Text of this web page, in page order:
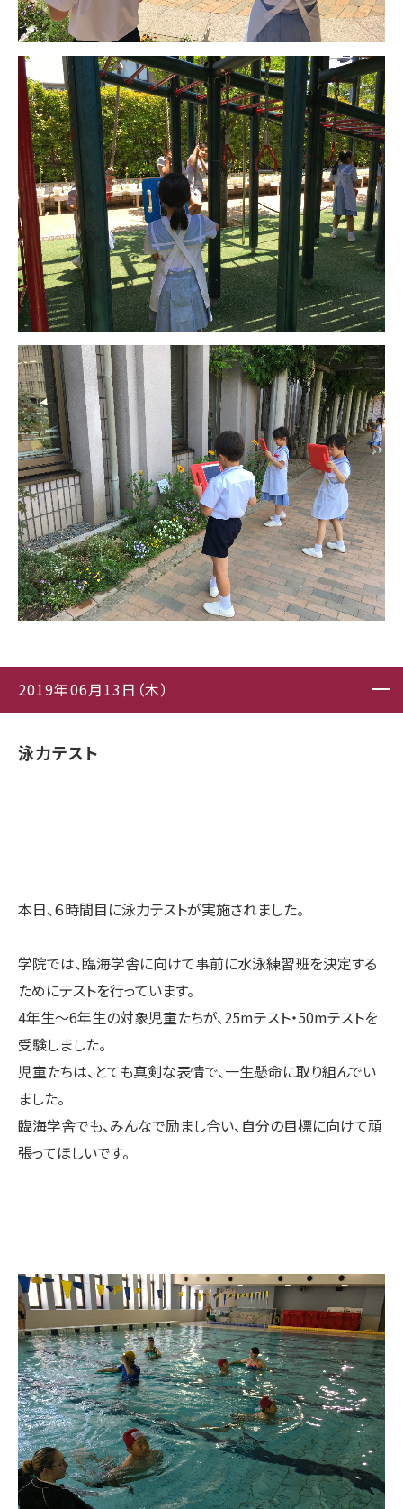
2019年06月13日（木）
泳力テスト
本日、６時間目に泳力テストが実施されました。
学院では、臨海学舎に向けて事前に水泳練習班を決定する
ためにテストを行っています。
4年生〜6年生の対象児童たちが、25mテスト・50mテストを
受験しました。
児童たちは、とても真剣な表情で、一生懸命に取り組んでい
ました。
臨海学舎でも、みんなで励まし合い、自分の目標に向けて頑
張ってほしいです。